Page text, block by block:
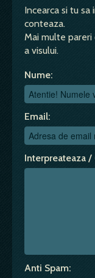
Incearca si tu
conteaza.
Mai multe
a visului.
Nume:
Email:
Interpreateaza /
Anti Spam: